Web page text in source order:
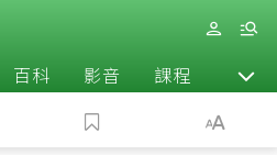
百科 影音 課程 退休